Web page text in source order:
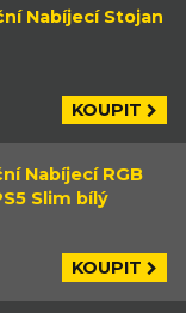
Nabíjecí Stojan
KOUPIT
Nabíjecí RGB
Slim bílý
KOUPIT